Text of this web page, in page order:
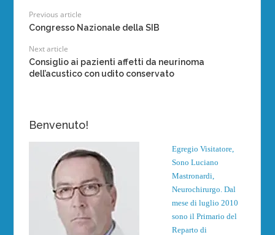
Previous article
Congresso Nazionale della SIB
Next article
Consiglio ai pazienti affetti da neurinoma
dell’acustico con udito conservato
Benvenuto!
Egregio Visitatore,
Sono Luciano
Mastronardi,
Neurochirurgo. Dal
mese di luglio 2010
sono il Primario del
Reparto di